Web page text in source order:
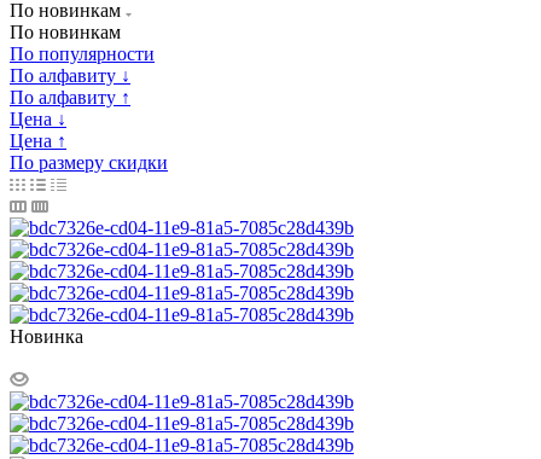
По новинкам
По новинкам
По популярности
По алфавиту ↓
По алфавиту ↑
Цена ↓
Цена ↑
По размеру скидки
Новинка